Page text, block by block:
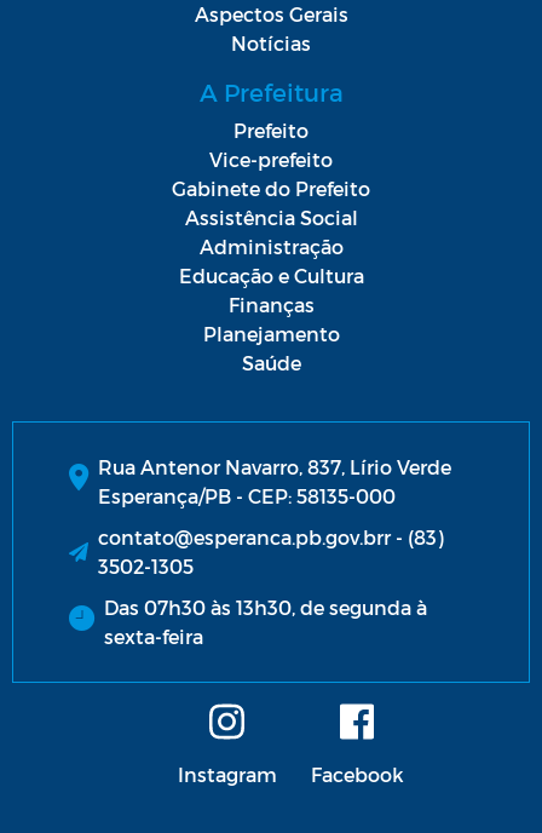
Aspectos Gerais
Notícias
A Prefeitura
Prefeito
Vice-prefeito
Gabinete do Prefeito
Assistência Social
Administração
Educação e Cultura
Finanças
Planejamento
Saúde
Rua Antenor Navarro, 837, Lírio Verde
Esperança/PB - CEP: 58135-000
contato@esperanca.pb.gov.brr - (83)
3502-1305
Das 07h30 às 13h30, de segunda à
sexta-feira
Instagram Facebook